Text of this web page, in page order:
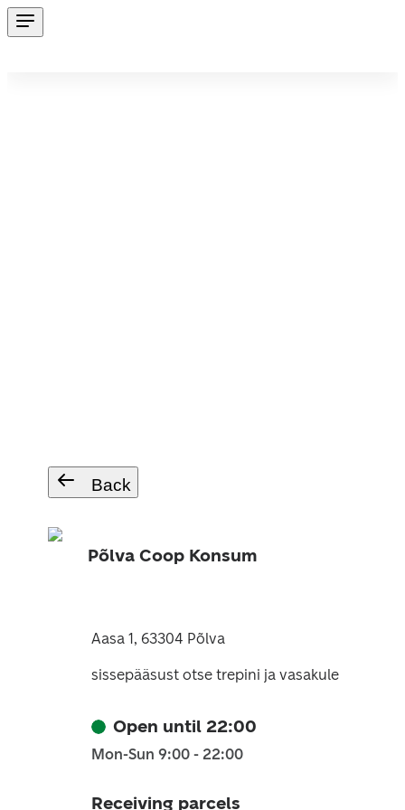
Back
Põlva Coop Konsum
Aasa 1, 63304 Põlva
sissepääsust otse trepini ja vasakule
Open until 22:00
Mon-Sun 9:00 - 22:00
Receiving parcels